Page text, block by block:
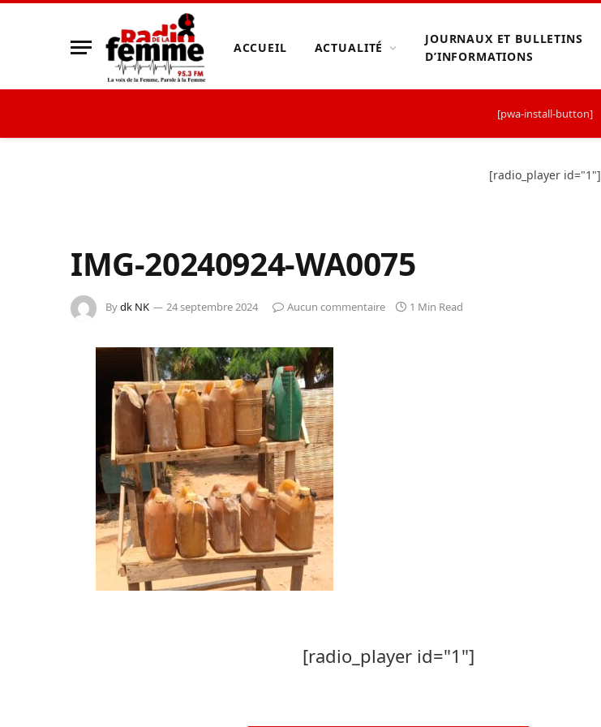
ACCUEIL ACTUALITÉ
JOURNAUX ET BULLETINS
D’INFORMATIONS
[pwa-install-button]
[radio_player id="1"]
IMG-20240924-WA0075
Bydk NK 24 septembre 2024 Aucun commentaire 1 Min Read
[radio_player id="1"]